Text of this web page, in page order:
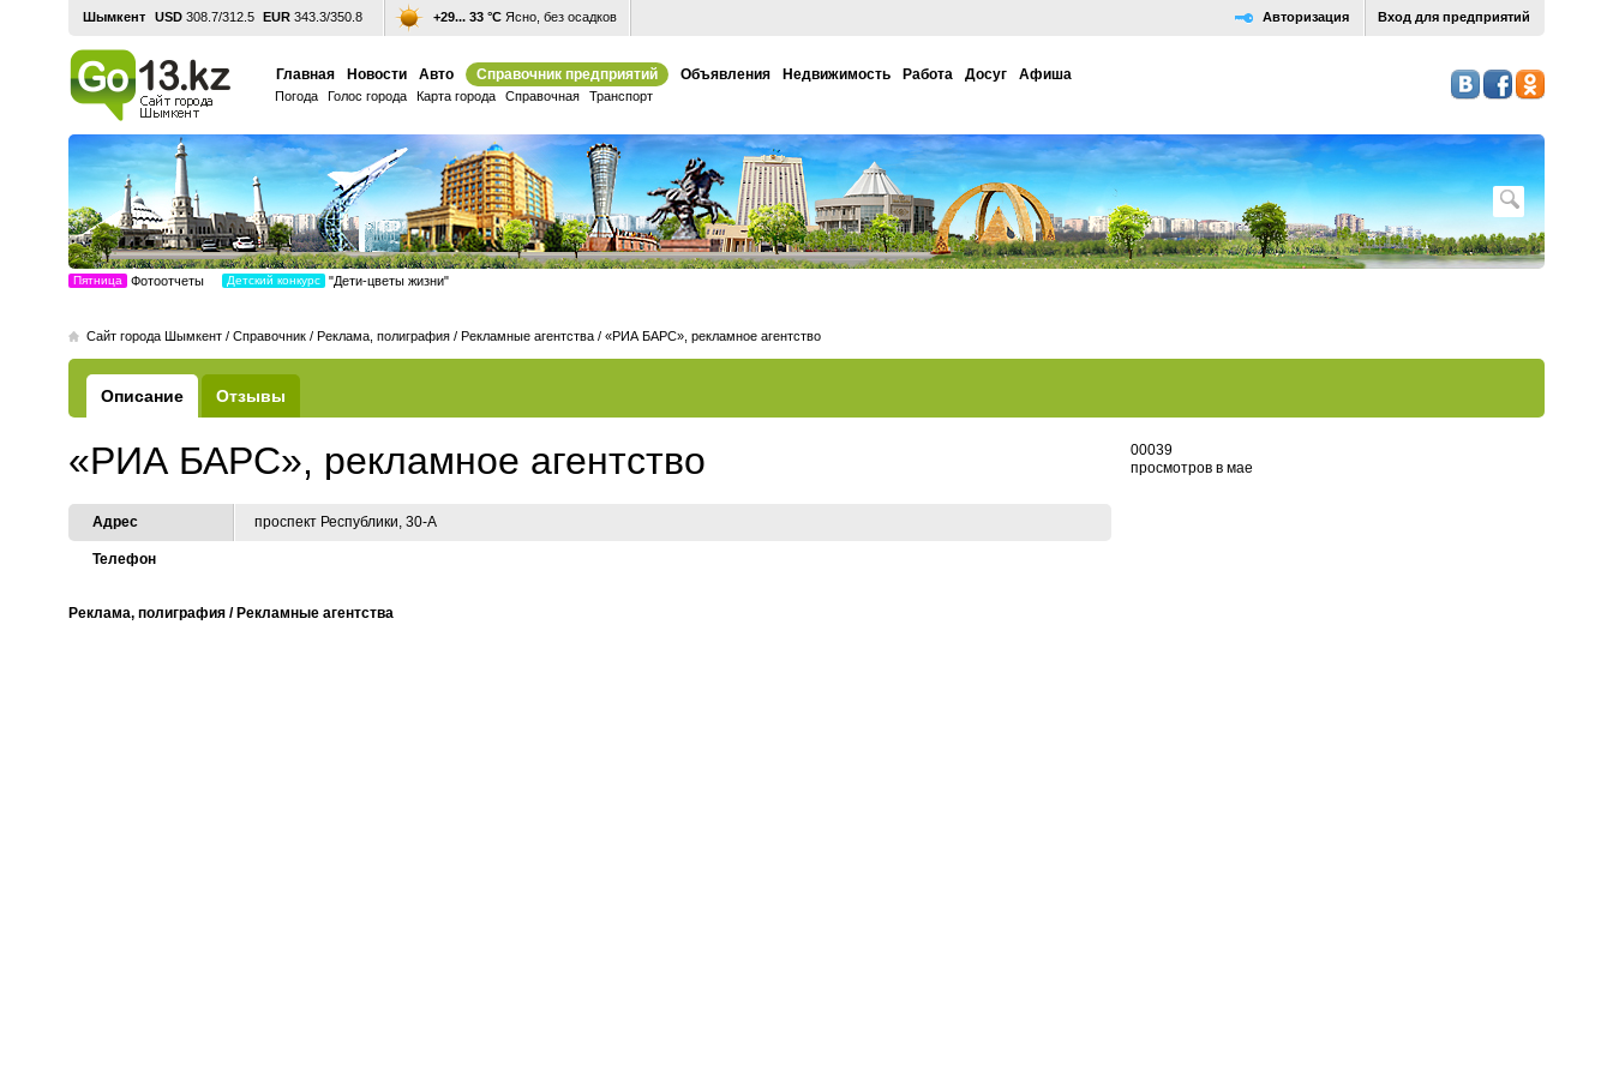
Шымкент USD 308.7/312.5 EUR 343.3/350.8 +29... 33 °С Ясно, без осадков Вход для предприятий
Авторизация
Главная Новости Авто Справочник предприятий Объявления Недвижимость Работа Досуг Афиша
Погода Голос города Карта города Справочная Транспорт
Пятница Фотоотчеты Детский конкурс "Дети-цветы жизни"
Cайт города Шымкент / Справочник / Реклама, полиграфия / Рекламные агентства / «РИА БАРС», рекламное агентство
Описание Отзывы
«РИА БАРС», рекламное агентство 00039
просмотров в мае
Адрес проспект Республики, 30-А
Телефон
Реклама, полиграфия / Рекламные агентства